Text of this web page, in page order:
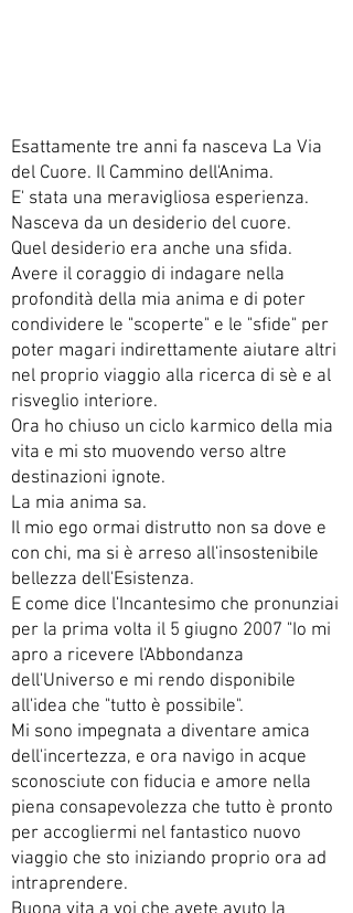
Esattamente tre anni fa nasceva La Via
del Cuore. Il Cammino dell'Anima.
E' stata una meravigliosa esperienza.
Nasceva da un desiderio del cuore.
Quel desiderio era anche una sfida.
Avere il coraggio di indagare nella
profondità della mia anima e di poter
condividere le "scoperte" e le "sfide" per
poter magari indirettamente aiutare altri
nel proprio viaggio alla ricerca di sè e al
risveglio interiore.
Ora ho chiuso un ciclo karmico della mia
vita e mi sto muovendo verso altre
destinazioni ignote.
La mia anima sa.
Il mio ego ormai distrutto non sa dove e
con chi, ma si è arreso all'insostenibile
bellezza dell'Esistenza.
E come dice l'Incantesimo che pronunziai
per la prima volta il 5 giugno 2007 "Io mi
apro a ricevere l'Abbondanza
dell'Universo e mi rendo disponibile
all'idea che "tutto è possibile".
Mi sono impegnata a diventare amica
dell'incertezza, e ora navigo in acque
sconosciute con fiducia e amore nella
piena consapevolezza che tutto è pronto
per accogliermi nel fantastico nuovo
viaggio che sto iniziando proprio ora ad
intraprendere.